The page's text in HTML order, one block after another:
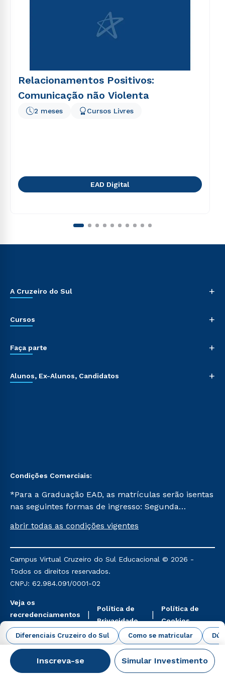
Diferenciais Cruzeiro do Sul Como se matricular
Inscreva-se Simular Investimento
Relacionamentos Positivos:
Comunicação não Violenta
2 meses Cursos Livres
EAD Digital
A Cruzeiro do Sul +
Cursos +
Faça parte +
Alunos, Ex-Alunos, Candidatos +
Condições Comerciais:
*Para a Graduação EAD, as matrículas serão isentas
nas seguintes formas de ingresso: Segunda
Já para as demais, a taxa de matrícula será de R$
mencionadas são referentes aos cursos: Ensino
Religioso, Geografia para a Docência e Metodologia
do Ensino de História: Questões Atuais.
abrir todas as condições vigentes
Campus Virtual Cruzeiro do Sul Educacional © 2026 -
Todos os direitos reservados.
CNPJ: 62.984.091/0001-02
Veja os
recredenciamentos
aqui
Política de
Privacidade
Política de
Cookies